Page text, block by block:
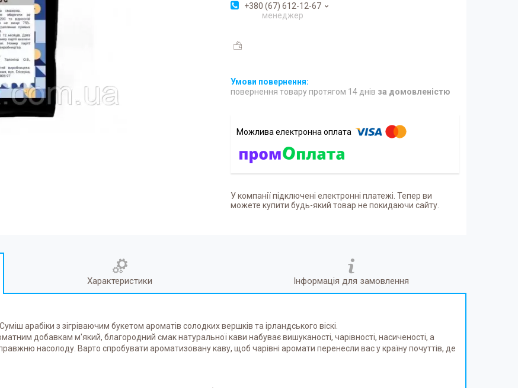
+380 (67) 612-12-67
менеджер
повернення товару протягом 14 днів за домовленістю
У компанії підключені електронні платежі. Тепер ви
можете купити будь-який товар не покидаючи сайту.
Характеристики Інформація для замовлення
арабіки з зігріваючим букетом ароматів солодких вершків та ірландського віскі.
добавкам м'який, благородний смак натуральної кави набуває вишуканості, чарівності, насиченості, а
насолоду. Варто спробувати ароматизовану каву, щоб чарівні аромати перенесли вас у країну почуттів, де